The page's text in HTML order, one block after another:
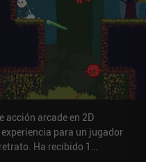
acción arcade en 2D
para un jugador
Ha recibido 1